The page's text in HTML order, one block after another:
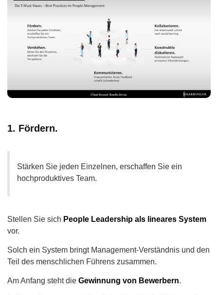
1. Fördern.
Stärken Sie jeden Einzelnen, erschaffen Sie ein
hochproduktives Team.
Stellen Sie sich People Leadership als lineares System
vor.
Solch ein System bringt Management-Verständnis und den
Teil des menschlichen Führens zusammen.
Am Anfang steht die Gewinnung von Bewerbern.